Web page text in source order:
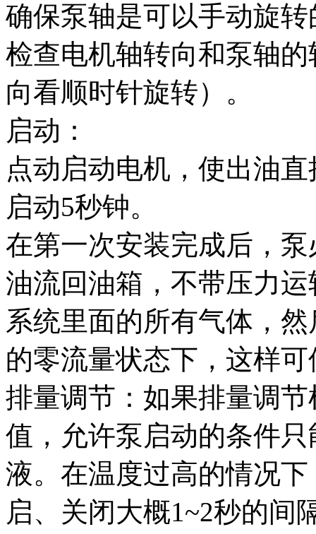
确保泵轴是可以手动旋
检查电机轴转向和泵轴
向看顺时针旋转）。
启动：
点动启动电机，使出油
启动5秒钟。
在第一次安装完成后，
油流回油箱，不带压力
系统里面的所有气体，
的零流量状态下，这样
排量调节：如果排量调
值，允许泵启动的条件
液。在温度过高的情况
启、关闭大概1~2秒的间